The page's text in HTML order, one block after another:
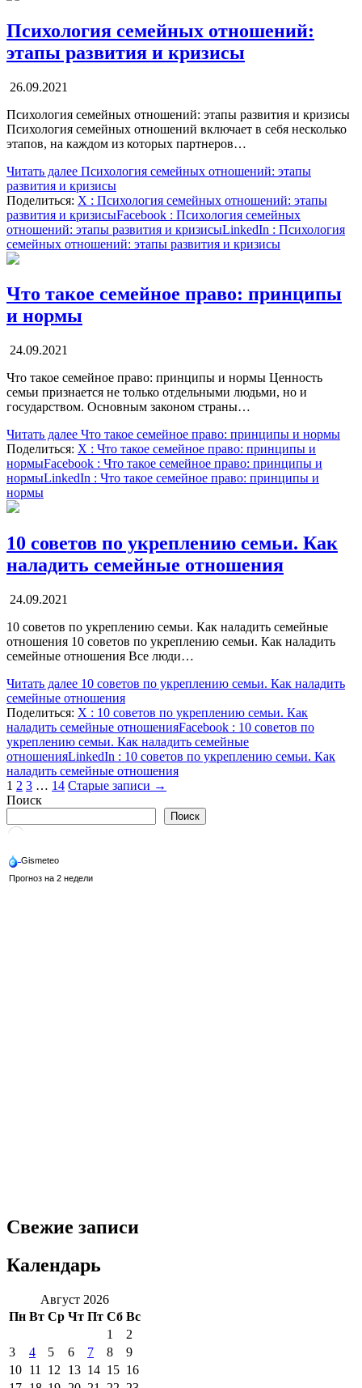
Психология семейных отношений:
этапы развития и кризисы
26.09.2021
Психология семейных отношений: этапы развития и кризисы
Психология семейных отношений включает в себя несколько
этапов, на каждом из которых партнеров…
Читать далее Психология семейных отношений: этапы
развития и кризисы
Поделиться: X : Психология семейных отношений: этапы
развития и кризисыFacebook : Психология семейных
отношений: этапы развития и кризисыLinkedIn : Психология
семейных отношений: этапы развития и кризисы
Что такое семейное право: принципы
и нормы
24.09.2021
Что такое семейное право: принципы и нормы Ценность
семьи признается не только отдельными людьми, но и
государством. Основным законом страны…
Читать далее Что такое семейное право: принципы и нормы
Поделиться: X : Что такое семейное право: принципы и
нормыFacebook : Что такое семейное право: принципы и
нормыLinkedIn : Что такое семейное право: принципы и
нормы
10 советов по укреплению семьи. Как
наладить семейные отношения
24.09.2021
10 советов по укреплению семьи. Как наладить семейные
отношения 10 советов по укреплению семьи. Как наладить
семейные отношения Все люди…
Читать далее 10 советов по укреплению семьи. Как наладить
семейные отношения
Поделиться: X : 10 советов по укреплению семьи. Как
наладить семейные отношенияFacebook : 10 советов по
укреплению семьи. Как наладить семейные
отношенияLinkedIn : 10 советов по укреплению семьи. Как
наладить семейные отношения
Пагинация
записей
1 2 3 … 14 Старые записи →
Поиск
Поиск
Свежие записи
Календарь
Август 2026
Пн Вт Ср Чт Пт Сб Вс
1
2
3
4 5 6 7 8
9
10 11 12 13 14 15 16